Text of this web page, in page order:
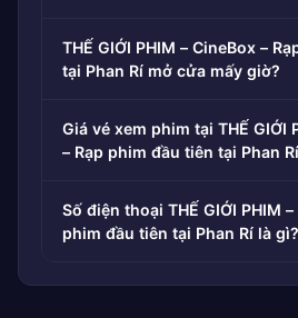
THẾ GIỚI PHIM – CineBox –
tại Phan Rí mở cửa mấy giờ?
Giá vé xem phim tại THẾ GIỚI
– Rạp phim đầu tiên tại Phan
Số điện thoại THẾ GIỚI PHIM
phim đầu tiên tại Phan Rí là gì?